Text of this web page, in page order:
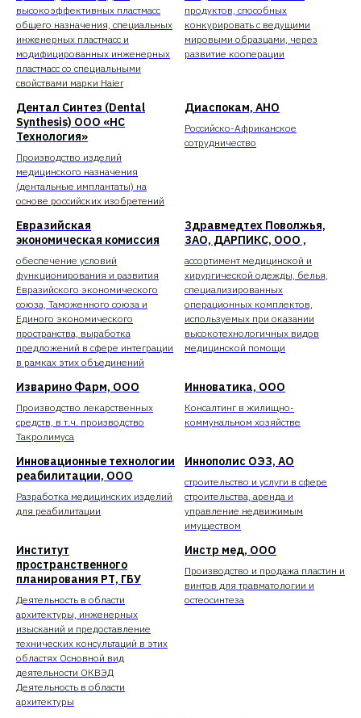
высокоэффективных пластмасс
общего назначения, специальных
инженерных пластмасс и
модифицированных инженерных
пластмасс со специальными
свойствами марки Haier
продуктов, способных
конкурировать с ведущими
мировыми образцами, через
развитие кооперации
Дентал Синтез (Dental
Synthesis) ООО «НС
Технология»
Производство изделий
медицинского назначения
(дентальные имплантаты) на
основе российских изобретений
Диаспокам, АНО
Российско-Африканское
сотрудничество
Евразийская
экономическая комиссия
обеспечение условий
функционирования и развития
Евразийского экономического
союза, Таможенного союза и
Единого экономического
пространства, выработка
предложений в сфере интеграции
в рамках этих объединений
Здравмедтех Поволжья,
ЗАО, ДАРПИКС, ООО ,
ассортимент медицинской и
хирургической одежды, белья,
специализированных
операционных комплектов,
используемых при оказании
высокотехнологичных видов
медицинской помощи
Изварино Фарм, ООО
Производство лекарственных
средств, в т.ч. производство
Такролимуса
Инноватика, ООО
Консалтинг в жилищно-
коммунальном хозяйстве
Инновационные технологии
реабилитации, ООО
Разработка медицинских изделий
для реабилитации
Иннополис ОЭЗ, АО
строительство и услуги в сфере
строительства, аренда и
управление недвижимым
имуществом
Институт
пространственного
планирования РТ, ГБУ
Деятельность в области
архитектуры, инженерных
изысканий и предоставление
технических консультаций в этих
областях Основной вид
деятельности ОКВЭД
Деятельность в области
архитектуры
Инстр мед, ООО
Производство и продажа пластин и
винтов для травматологии и
остеосинтеза